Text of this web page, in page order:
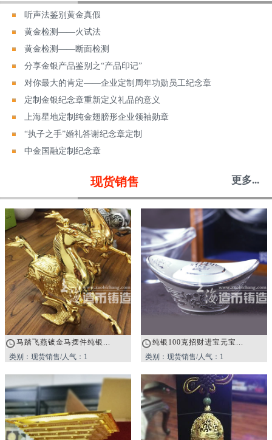
听声法鉴别黄金真假
黄金检测——火试法
黄金检测——断面检测
分享金银产品鉴别之“产品印记”
对你最大的肯定——企业定制周年功勋员工纪念章
定制金银纪念章重新定义礼品的意义
上海星地定制纯金翅膀形企业领袖勋章
“执子之手”婚礼答谢纪念章定制
中金国融定制纪念章
现货销售 更多...
马踏飞燕镀金马摆件纯银...
类别：现货销售/人气：1
纯银100克招财进宝元宝...
类别：现货销售/人气：1